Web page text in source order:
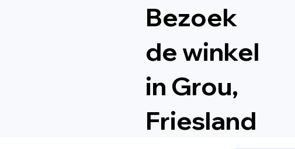
Bezoek
de winkel
in Grou,
Friesland